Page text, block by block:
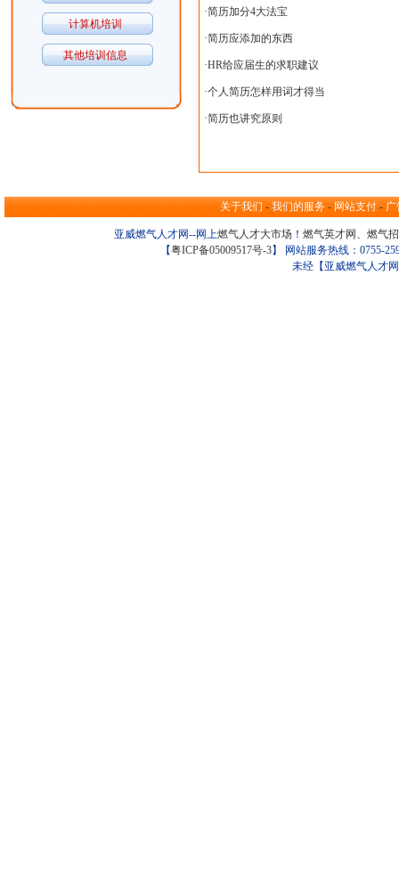
计算机培训
其他培训信息
·简历加分4大法宝
·简历应添加的东西
·HR给应届生的求职建议
·个人简历怎样用词才得当
·简历也讲究原则
关于我们 - 我们的服务- 网站支付- 广
亚威燃气人才网--网上燃气人才大市场 ！ 燃气英才网 、 燃气
【粤ICP备05009517号-3】 网站服务热线：0755-
未经【亚威燃气人才